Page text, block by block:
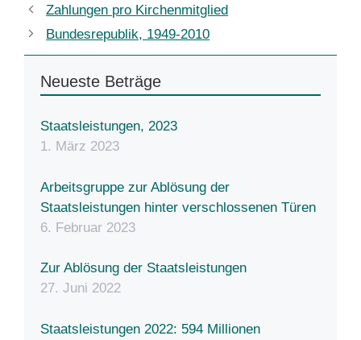
Zahlungen pro Kirchenmitglied
Bundesrepublik, 1949-2010
Neueste Beträge
Staatsleistungen, 2023
1. März 2023
Arbeitsgruppe zur Ablösung der
Staatsleistungen hinter verschlossenen Türen
6. Februar 2023
Zur Ablösung der Staatsleistungen
27. Juni 2022
Staatsleistungen 2022: 594 Millionen